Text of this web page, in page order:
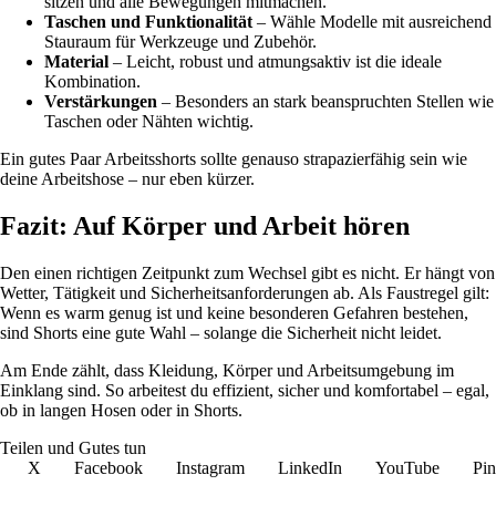
Taschen und Funktionalität – Wähle Modelle mit ausreichend
Stauraum für Werkzeuge und Zubehör.
Material – Leicht, robust und atmungsaktiv ist die ideale
Kombination.
Verstärkungen – Besonders an stark beanspruchten Stellen wie
Taschen oder Nähten wichtig.
Ein gutes Paar Arbeitsshorts sollte genauso strapazierfähig sein wie
deine Arbeitshose – nur eben kürzer.
Fazit: Auf Körper und Arbeit hören
Den einen richtigen Zeitpunkt zum Wechsel gibt es nicht. Er hängt von
Wetter, Tätigkeit und Sicherheitsanforderungen ab. Als Faustregel gilt:
Wenn es warm genug ist und keine besonderen Gefahren bestehen,
sind Shorts eine gute Wahl – solange die Sicherheit nicht leidet.
Am Ende zählt, dass Kleidung, Körper und Arbeitsumgebung im
Einklang sind. So arbeitest du effizient, sicher und komfortabel – egal,
ob in langen Hosen oder in Shorts.
Teilen und Gutes tun
X
Facebook Instagram LinkedIn YouTube